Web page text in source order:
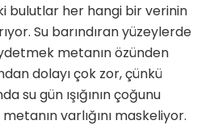
bulutlar her hangi bir verinin
Su barındıran yüzeylerde
metanın özünden
dolayı çok zor, çünkü
su gün ışığının çoğunu
varlığını maskeliyor.